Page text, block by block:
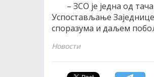
– ЗСО је једна од
Успостављање
споразума и даљем
Новости